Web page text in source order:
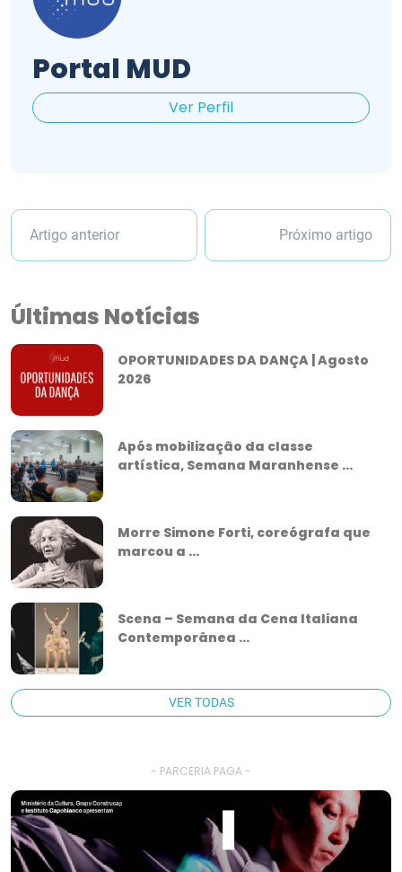
Portal MUD
Ver Perfil
Artigo anterior Próximo artigo
Últimas Notícias
OPORTUNIDADES DA DANÇA | Agosto
2026
Após mobilização da classe
artística, Semana Maranhense ...
Morre Simone Forti, coreógrafa que
marcou a ...
Scena – Semana da Cena Italiana
Contemporânea ...
VER TODAS
- PARCERIA PAGA -